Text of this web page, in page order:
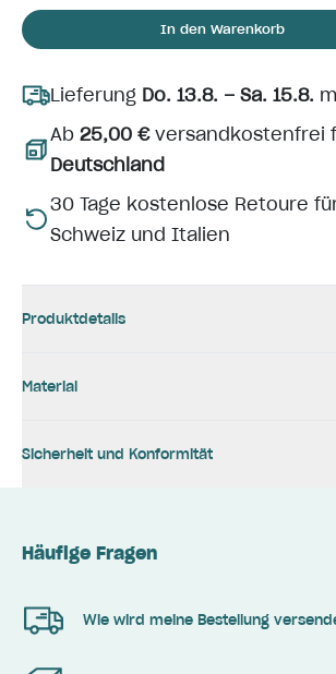
In den Warenkorb
Lieferung Do. 13.8. – Sa. 15.8.
Ab 25,00 €versandkostenfrei
Deutschland
30 Tage kostenlose Retoure
Schweiz und Italien
Produktdetails
Material
Sicherheit und Konformität
Häufige Fragen
Wie wird meine Bestellung